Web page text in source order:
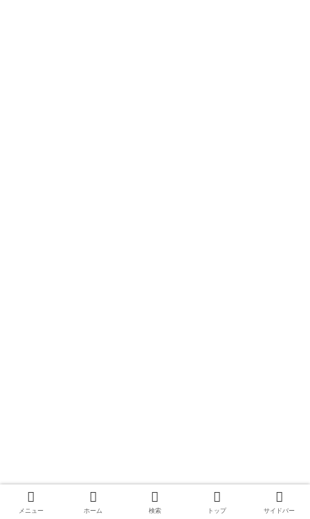
メニュー ホーム 検索 トップ サイドバー